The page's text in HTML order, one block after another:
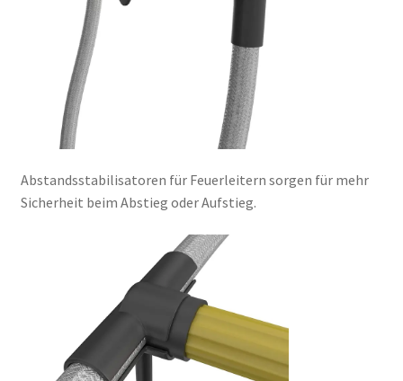
Abstandsstabilisatoren für Feuerleitern sorgen für mehr
Sicherheit beim Abstieg oder Aufstieg.